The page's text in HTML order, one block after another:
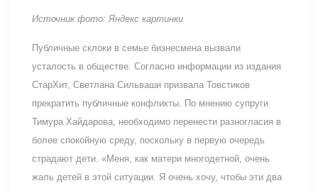
Источник фото: Яндекс картинки
Публичные склоки в семье бизнесмена вызвали
усталость в обществе. Согласно информации из издания
СтарХит, Светлана Сильваши призвала Товстиков
прекратить публичные конфликты. По мнению супруги
Тимура Хайдарова, необходимо перенести разногласия в
более спокойную среду, поскольку в первую очередь
страдают дети. «Меня, как матери многодетной, очень
жаль детей в этой ситуации. Я очень хочу, чтобы эти два